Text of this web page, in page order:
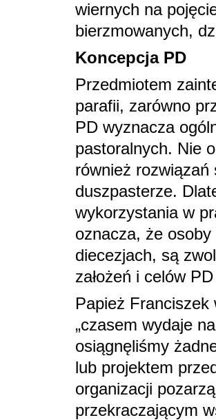
wiernych na
bierzmowanych,
Koncepcja PD
Przedmiotem
parafii, zarówno
PD wyznacza
pastoralnych. Nie
również rozwiązań
duszpasterze.
wykorzystania w
oznacza, że
diecezjach, są
założeń i celów
Papież Franciszek
„czasem wydaje
osiągnęliśmy
lub projektem
organizacji
przekraczającym